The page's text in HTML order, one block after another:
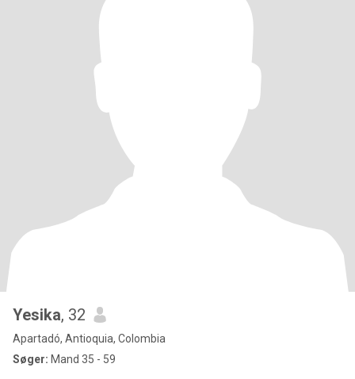
Yesika, 32
Apartadó, Antioquia, Colombia
Søger: Mand 35 - 59